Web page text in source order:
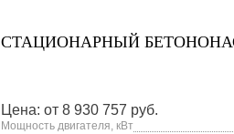
СТАЦИОНАРНЫЙ
Цена: от 8 930 757 руб.
Мощность двигателя, кВт